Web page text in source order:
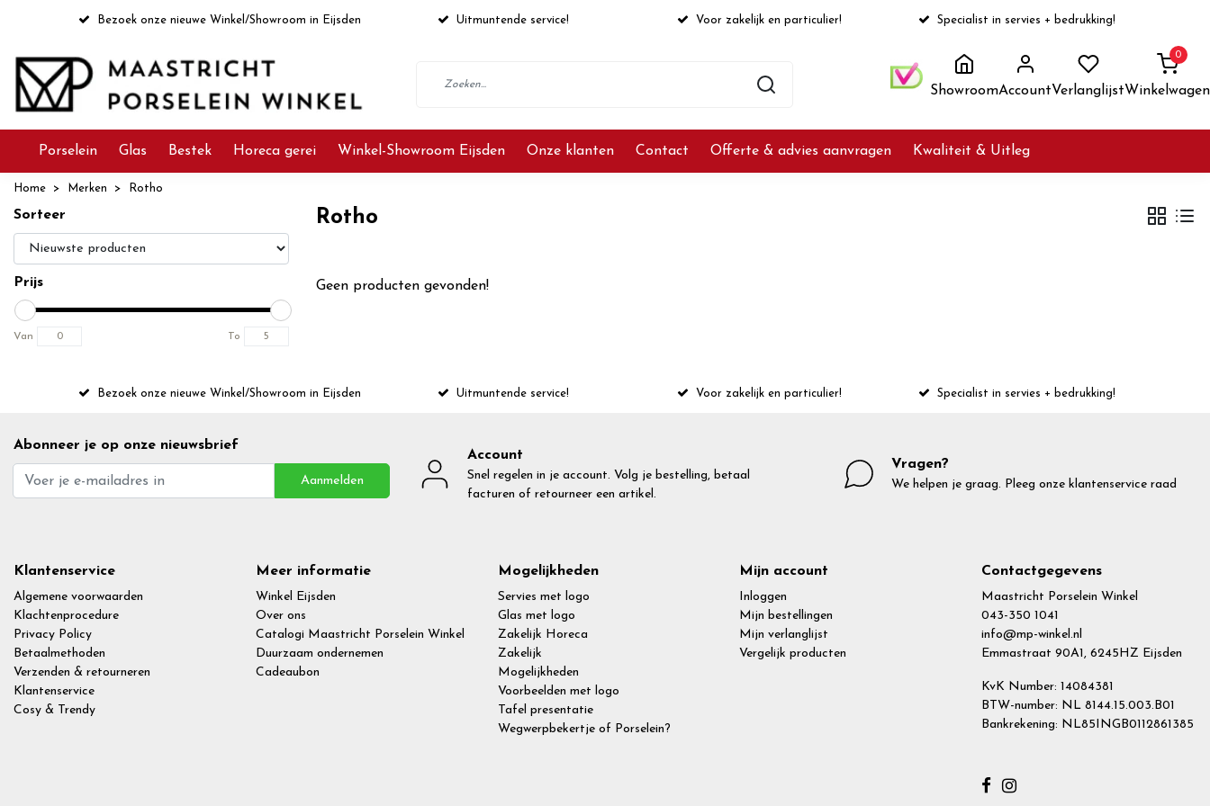
Bezoek onze nieuwe Winkel/Showroom in Eijsden Uitmuntende service! Voor zakelijk en particulier! Specialist in servies + bedrukking!
ShowroomAccountVerlanglijst
0
Winkelwagen
Porselein Glas Bestek Horeca gerei Winkel-Showroom Eijsden Onze klanten Contact Offerte & advies aanvragen Kwaliteit & Uitleg
Home Merken Rotho
Sorteer
Prijs
Van To
Rotho
Geen producten gevonden!
Bezoek onze nieuwe Winkel/Showroom in Eijsden Uitmuntende service! Voor zakelijk en particulier! Specialist in servies + bedrukking!
Abonneer je op onze nieuwsbrief
Aanmelden
Account
Snel regelen in je account. Volg je bestelling, betaal
facturen of retourneer een artikel.
Vragen?
We helpen je graag. Pleeg onze klantenservice raad
Klantenservice
Algemene voorwaarden
Klachtenprocedure
Privacy Policy
Betaalmethoden
Verzenden & retourneren
Klantenservice
Cosy & Trendy
Meer informatie
Winkel Eijsden
Over ons
Catalogi Maastricht Porselein Winkel
Duurzaam ondernemen
Cadeaubon
Mogelijkheden
Servies met logo
Glas met logo
Zakelijk Horeca
Zakelijk
Mogelijkheden
Voorbeelden met logo
Tafel presentatie
Wegwerpbekertje of Porselein?
Mijn account
Inloggen
Mijn bestellingen
Mijn verlanglijst
Vergelijk producten
Contactgegevens
Maastricht Porselein Winkel
043-350 1041
info@mp-winkel.nl
Emmastraat 90A1, 6245HZ Eijsden
KvK Number: 14084381
BTW-number: NL 8144.15.003.B01
Bankrekening: NL85INGB0112861385